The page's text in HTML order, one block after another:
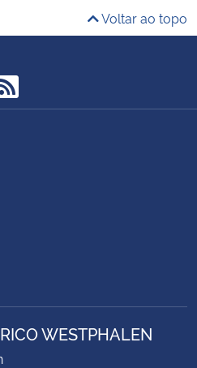
Voltar ao topo
WESTPHALEN